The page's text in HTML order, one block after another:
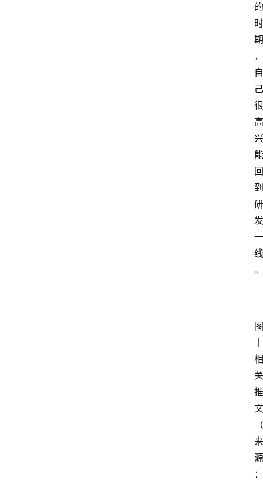
的
时
期
，
自
己
很
高
兴
能
回
到
研
发
一
线
。
图
相
关
推
文
（
来
源
：